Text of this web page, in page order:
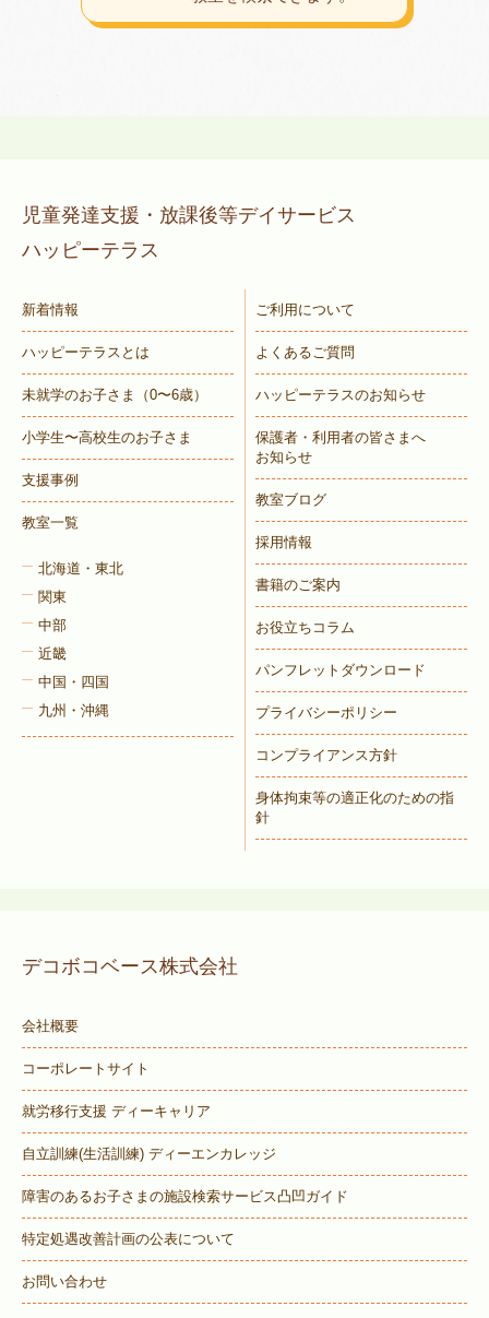
児童発達支援・放課後等デイサービス
ハッピーテラス
新着情報
ハッピーテラスとは
未就学のお子さま （0〜6歳）
小学生〜高校生のお子さま
支援事例
教室一覧
北海道・東北
関東
中部
近畿
中国・四国
九州・沖縄
ご利用について
よくあるご質問
ハッピーテラスのお知らせ
保護者・利用者の皆さまへ
お知らせ
教室ブログ
採用情報
書籍のご案内
お役立ちコラム
パンフレットダウンロード
プライバシーポリシー
コンプライアンス方針
身体拘束等の適正化のための指
針
デコボコベース株式会社
会社概要
コーポレートサイト
就労移行支援 ディーキャリア
自立訓練(生活訓練) ディーエンカレッジ
障害のあるお子さまの施設検索サービス凸凹ガイド
特定処遇改善計画の公表について
お問い合わせ